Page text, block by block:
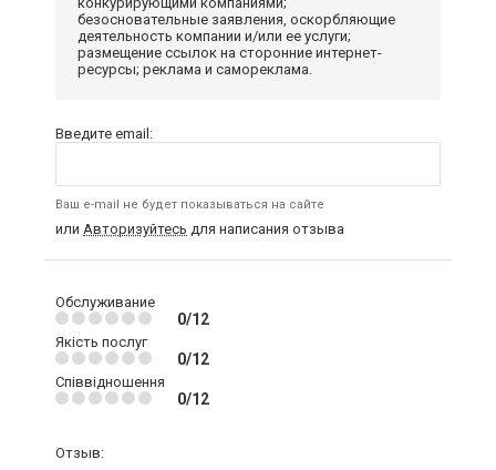
безосновательные заявления, оскорбляющие
деятельность компании и/или ее услуги;
размещение ссылок на сторонние интернет-
ресурсы; реклама и самореклама.
Введите email:
Ваш e-mail не будет показываться на сайте
или Авторизуйтесь для написания отзыва
Обслуживание
0/12
Якість послуг
0/12
Співвідношення
0/12
Отзыв: